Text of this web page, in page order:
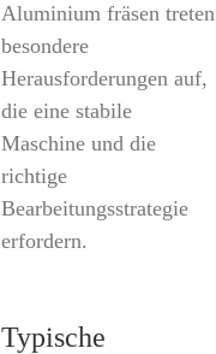
Aluminium fräsen treten
besondere
Herausforderungen auf,
die eine stabile
Maschine und die
richtige
Bearbeitungsstrategie
erfordern.
Typische